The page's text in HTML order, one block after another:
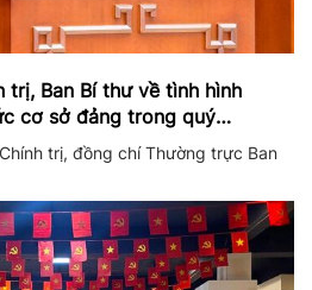
trị, Ban Bí thư về tình hình
cơ sở đảng trong quý
trị, đồng chí Thường trực Ban